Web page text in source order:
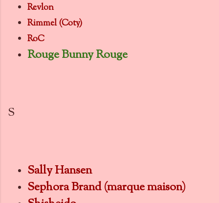
Revlon
Rimmel (Coty)
RoC
Rouge Bunny Rouge
S
Sally Hansen
Sephora Brand (marque maison)